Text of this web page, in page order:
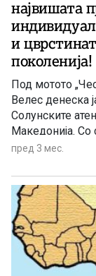
највишата
и
поколенија!
Под мотото
Велес денеска
Солунските
Македонија.
од 28 април до
свртат
поробена од Турците. Павел
преживеан од
запише: „Таму,
Солун,
своите имиња,
останки
пред 3 мес.